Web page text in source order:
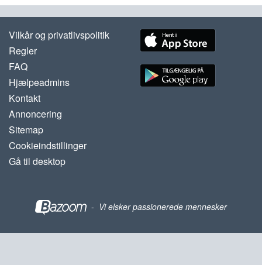
Vilkår og privatlivspolitik
Regler
FAQ
Hjælpeadmins
Kontakt
Annoncering
Sitemap
Cookieindstillinger
Gå til desktop
- Vi elsker passionerede mennesker